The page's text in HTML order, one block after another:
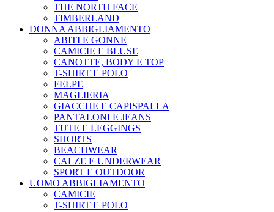
THE NORTH FACE
TIMBERLAND
DONNA ABBIGLIAMENTO
ABITI E GONNE
CAMICIE E BLUSE
CANOTTE, BODY E TOP
T-SHIRT E POLO
FELPE
MAGLIERIA
GIACCHE E CAPISPALLA
PANTALONI E JEANS
TUTE E LEGGINGS
SHORTS
BEACHWEAR
CALZE E UNDERWEAR
SPORT E OUTDOOR
UOMO ABBIGLIAMENTO
CAMICIE
T-SHIRT E POLO